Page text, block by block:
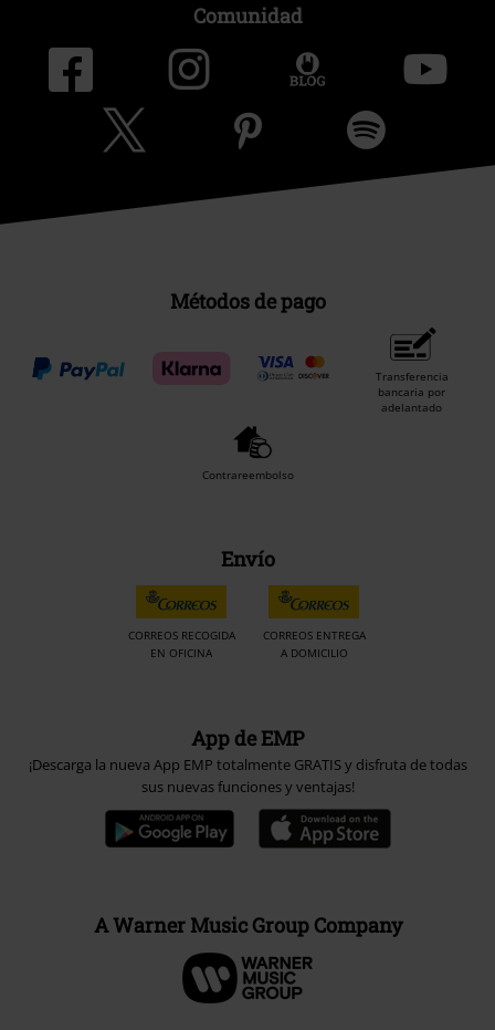
Comunidad
Métodos de pago
Transferencia
bancaria por
adelantado
Contrareembolso
Envío
CORREOS RECOGIDA
EN OFICINA
CORREOS ENTREGA
A DOMICILIO
App de EMP
¡Descarga la nueva App EMP totalmente GRATIS y disfruta de todas
sus nuevas funciones y ventajas!
A Warner Music Group Company